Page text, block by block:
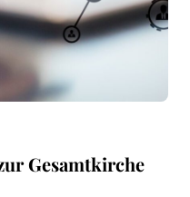
Gesamtkirche